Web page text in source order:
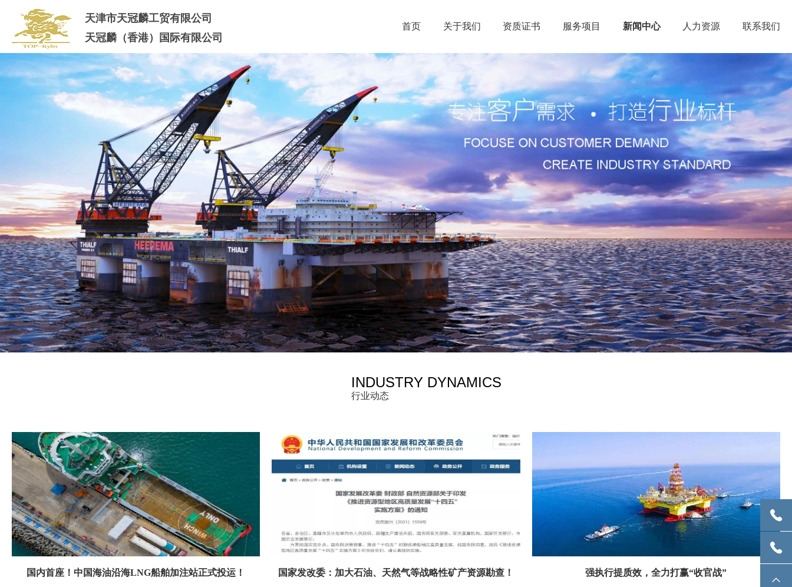
天津市天冠麟工贸有限公司
天冠麟（香港）国际有限公司
首页 关于我们 资质证书 服务项目 新闻中心 人力资源 联系我们
INDUSTRY DYNAMICS
行业动态
国内首座！中国海油沿海LNG船舶加注站正式投运！ 国家发改委：加大石油、天然气等战略性矿产资源勘查！ 强执行提质效，全力打赢“收官战”